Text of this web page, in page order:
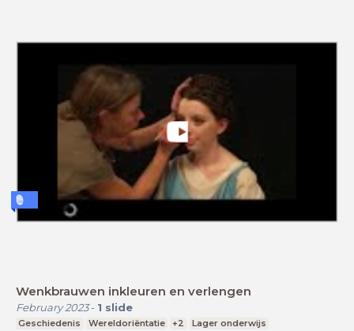
Wenkbrauwen inkleuren en verlengen
February 2023- 1 slide
Geschiedenis Wereldoriëntatie +2
Lager onderwijs